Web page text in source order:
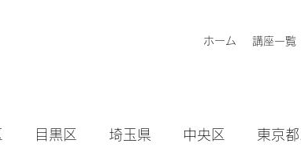
ホーム 講座一覧
目黒区 埼玉県 中央区 東京